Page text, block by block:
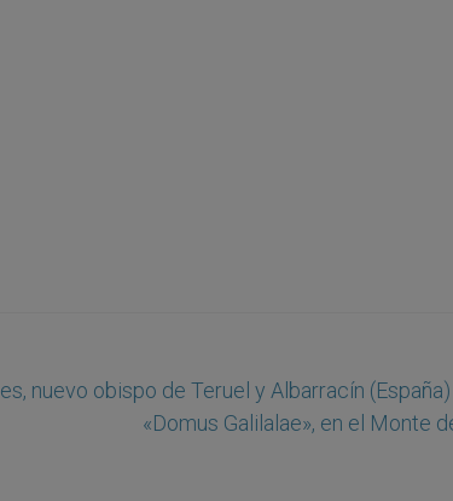
nuevo obispo de Teruel y Albarracín (España)
«Domus Galilalae», en el Monte